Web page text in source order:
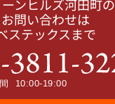
ンヒルズ河田町の
お問い合わせは
ステックスまで